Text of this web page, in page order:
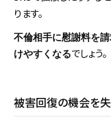
ります。
不倫相手に慰謝料を
けやすくなるでしょう。
被害回復の機会を